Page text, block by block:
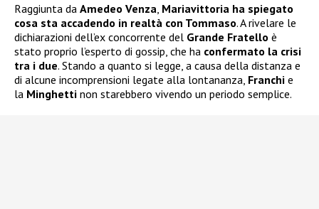
Raggiunta da Amedeo Venza Mariavittoria ha spiegato
cosa sta accadendo in realtà con Tommaso. A rivelare le
dichiarazioni dell’ex concorrente del Grande Fratello è
stato proprio l’esperto di gossip, che ha confermato la crisi
tra i due. Stando a quanto si legge, a causa della distanza e
di alcune incomprensioni legate alla lontananza, Franchi e
la Minghetti non starebbero vivendo un periodo semplice.